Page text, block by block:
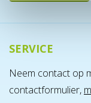
SERVICE
Neem contact op
contactformulier,